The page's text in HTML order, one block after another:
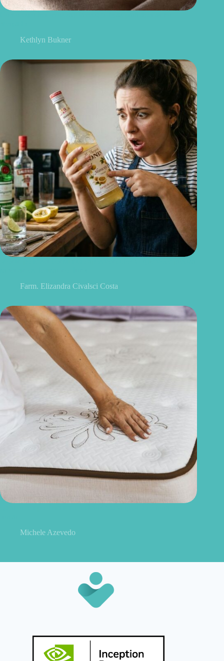
Kethlyn Bukner
Farm. Elizandra Civalsci Costa
Michele Azevedo